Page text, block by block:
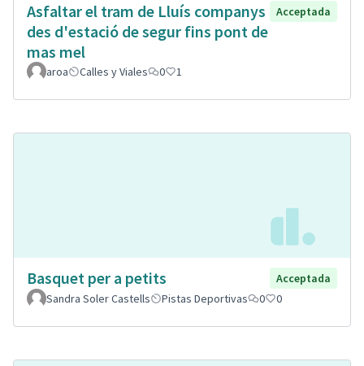
Asfaltar el tram de Lluís companys
des d'estació de segur fins pont de
mas mel
Acceptada
aroa Calles y Viales 0 1
Basquet per a petits
Acceptada
Sandra Soler Castells
Pistas Deportivas 0 0